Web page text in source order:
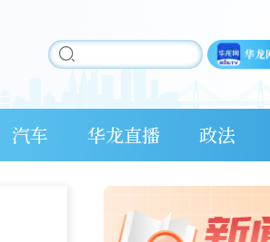
汽车 华龙直播 政法